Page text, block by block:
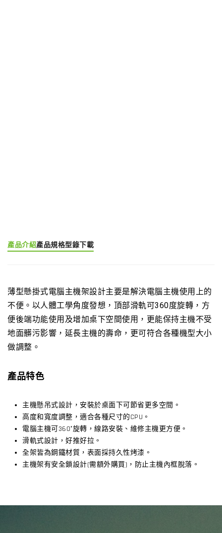
產品介紹產品規格型錄下載
薄型懸掛式電腦主機架設計主要是解決電腦主機使用上的
不便。以人體工學角度發想，頂部滑軌可360度旋轉，方
便後端功能使用及增加桌下空間使用，更能保持主機不受
地面髒污影響，延長主機的壽命，更可符合各種機型大小
做調整。
產品特色
主機懸吊式設計，安裝於桌面下可節省更多空間。
高度和寬度調整，適合各種尺寸的CPU。
電腦主機可360°旋轉，線路安裝、維修主機更方便。
滑軌式設計，好推好拉。
全架皆為鋼鐵材質，表面採持久性烤漆。
主機架有安全鎖設計(需額外購買)，防止主機內框脫落。